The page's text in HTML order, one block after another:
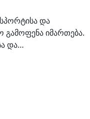
და
იმართება.
და…